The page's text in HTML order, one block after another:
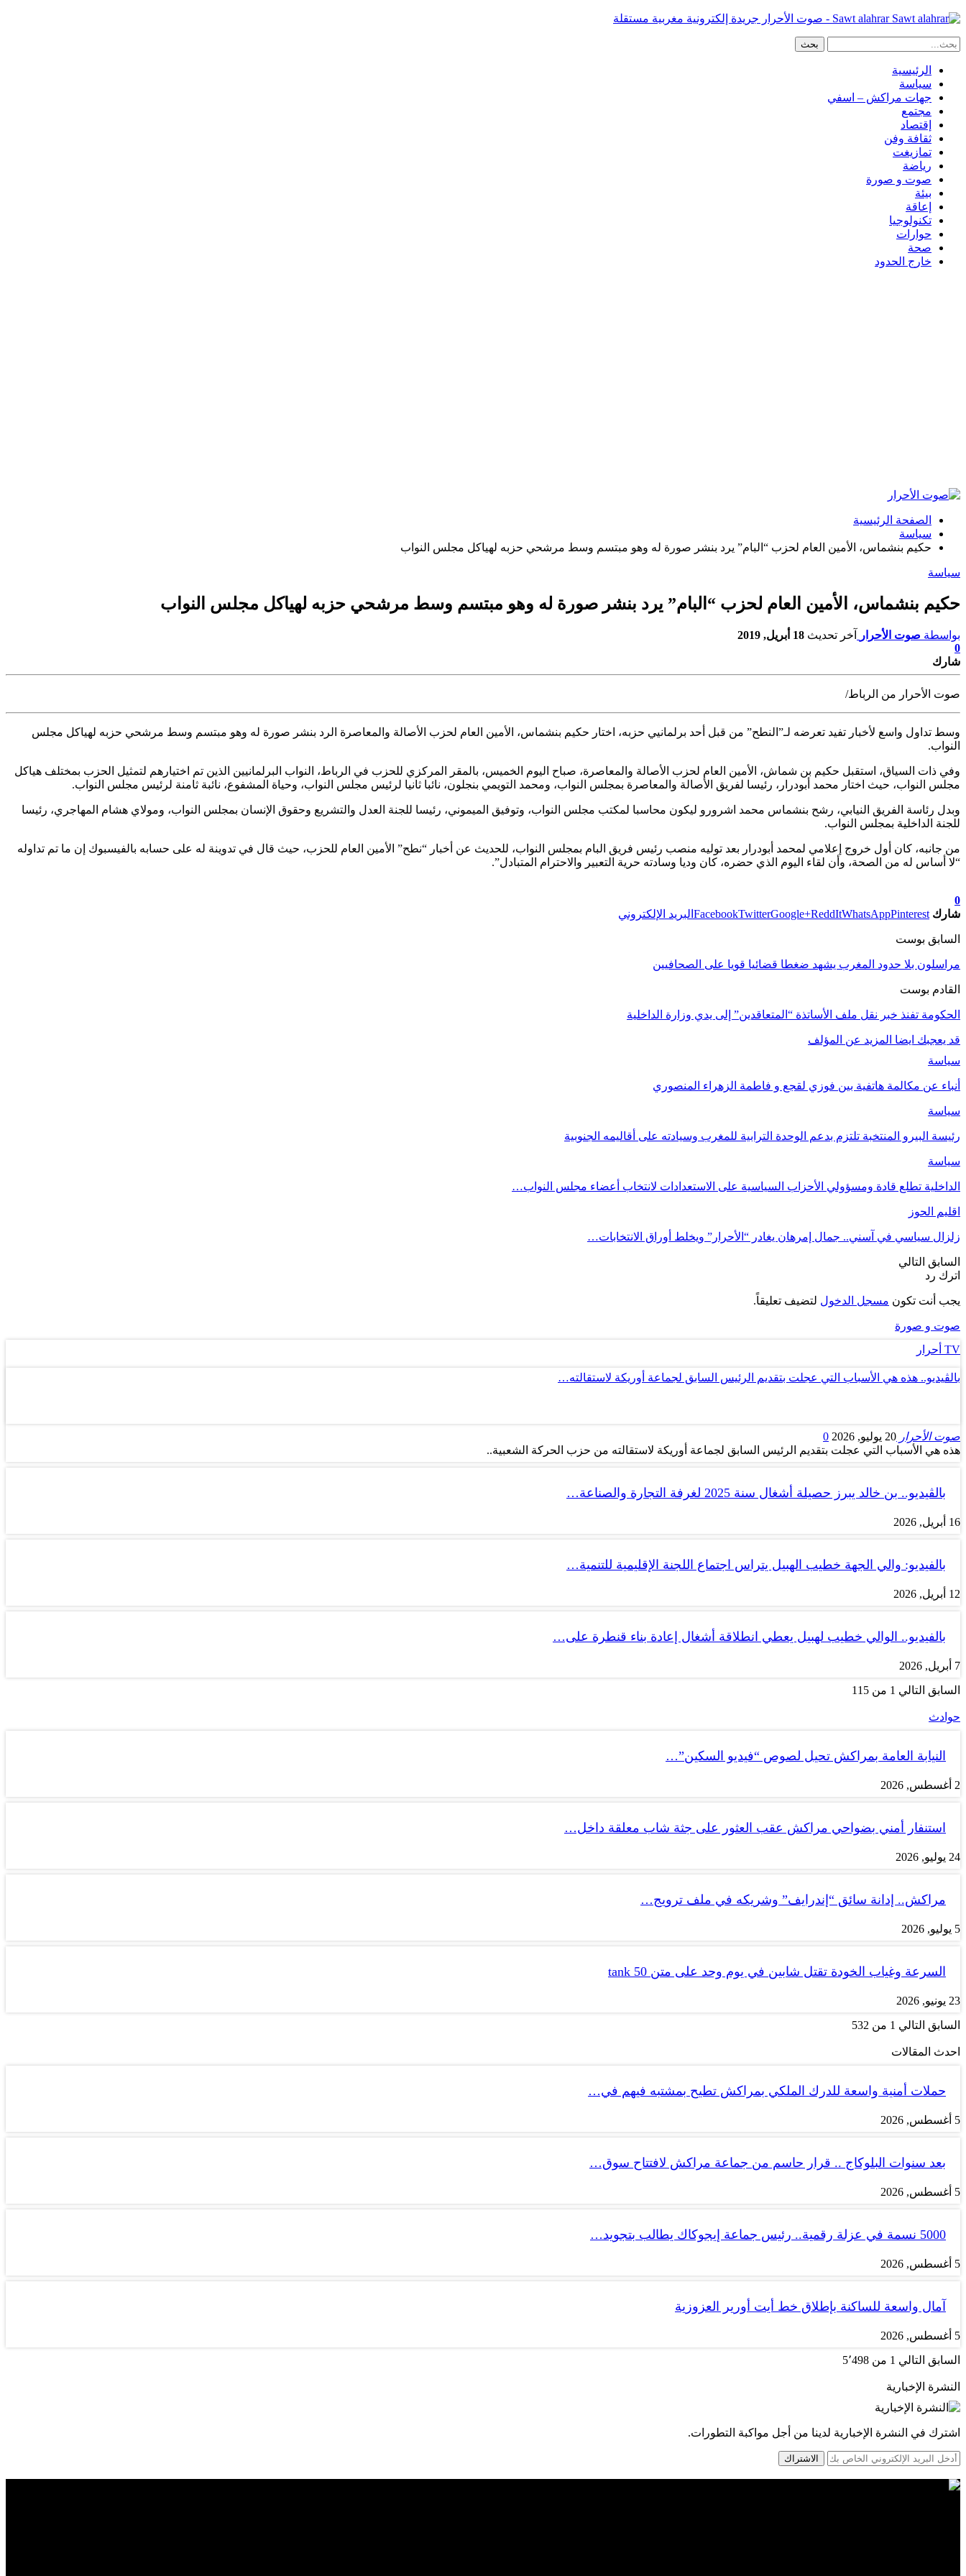
Sawt alahrar - صوت الأحرار جريدة إلكترونية مغربية مستقلة
الرئيسية
سياسة
جهات مراكش – اسفي
مجتمع
إقتصاد
ثقافة وفن
تمازيغت
رياضة
صوت و صورة
بيئة
إعاقة
تكنولوجيا
حوارات
صحة
خارج الحدود
الصفحة الرئيسية
سياسة
حكيم بنشماس، الأمين العام لحزب “البام” يرد بنشر صورة له وهو مبتسم وسط مرشحي حزبه لهياكل مجلس النواب
سياسة
حكيم بنشماس، الأمين العام لحزب “البام” يرد بنشر صورة له وهو مبتسم وسط مرشحي حزبه لهياكل مجلس النواب
بواسطة صوت الأحرار آخر تحديث 18 أبريل, 2019
0
شارك
صوت الأحرار من الرباط/
وسط تداول واسع لأخبار تفيد تعرضه لـ”النطح” من قبل أحد برلمانيي حزبه، اختار حكيم بنشماس، الأمين العام لحزب الأصالة والمعاصرة الرد بنشر صورة له وهو مبتسم وسط مرشحي حزبه لهياكل مجلس
النواب.
وفي ذات السياق، استقبل حكيم بن شماش، الأمين العام لحزب الأصالة والمعاصرة، صباح اليوم الخميس، بالمقر المركزي للحزب في الرباط، النواب البرلمانيين الذين تم اختيارهم لتمثيل الحزب بمختلف هياكل
مجلس النواب، حيث اختار محمد أبودرار، رئيسا لفريق الأصالة والمعاصرة بمجلس النواب، ومحمد التويمي بنجلون، نائبا ثانيا لرئيس مجلس النواب، وحياة المشفوع، نائبة ثامنة لرئيس مجلس النواب.
وبدل رئاسة الفريق النيابي، رشح بنشماس محمد اشرورو ليكون محاسبا لمكتب مجلس النواب، وتوفيق الميموني، رئيسا للجنة العدل والتشريع وحقوق الإنسان بمجلس النواب، ومولاي هشام المهاجري، رئيسا
للجنة الداخلية بمجلس النواب.
من جانبه، كان أول خروج إعلامي لمحمد أبودرار بعد توليه منصب رئيس فريق البام بمجلس النواب، للحديث عن أخبار “نطح” الأمين العام للحزب، حيث قال في تدوينة له على حسابه بالفيسبوك إن ما تم تداوله
“لا أساس له من الصحة، وأن لقاء اليوم الذي حضره، كان وديا وسادته حرية التعبير والاحترام المتبادل”.
0
شارك
FacebookTwitterGoogle+ReddItWhatsAppPinterest البريد الإلكتروني
السابق بوست
مراسلون بلا حدود المغرب يشهد ضغطا قضائيا قويا على الصحافيين
القادم بوست
الحكومة تفنذ خبر نقل ملف الأساتذة “المتعاقدين” إلى يدي وزارة الداخلية
قد يعجبك ايضا المزيد عن المؤلف
سياسة
أنباء عن مكالمة هاتفية بين فوزي لقجع و فاطمة الزهراء المنصوري
سياسة
رئيسة البيرو المنتخبة تلتزم بدعم الوحدة الترابية للمغرب وسيادته على أقاليمه الجنوبية
سياسة
الداخلية تطلع قادة ومسؤولي الأحزاب السياسية على الاستعدادات لانتخاب أعضاء مجلس النواب…
اقليم الحوز
زلزال سياسي في آسني.. جمال إمرهان يغادر “الأحرار” ويخلط أوراق الانتخابات…
السابق التالي
اترك رد
يجب أنت تكون مسجل الدخول لتضيف تعليقاً.
صوت و صورة
TV أحرار
بالڤيديو.. هذه هي الأسباب التي عجلت بتقديم الرئيس السابق لجماعة أوريكة لاستقالته…
صوت الأحرار 20 يوليو, 2026
0
هذه هي الأسباب التي عجلت بتقديم الرئيس السابق لجماعة أوريكة لاستقالته من حزب الحركة الشعبية..
بالڤيديو.. بن خالد يبرز حصيلة أشغال سنة 2025 لغرفة التجارة والصناعة…
16 أبريل, 2026
بالفيديو: والي الجهة خطيب الهبيل يتراس اجتماع اللجنة الإقليمية للتنمية…
12 أبريل, 2026
بالفيديو.. الوالي خطيب لهبيل يعطي انطلاقة أشغال إعادة بناء قنطرة على…
7 أبريل, 2026
السابق التالي 1 من 115
حوادث
النيابة العامة بمراكش تحيل لصوص “فيديو السكين”…
2 أغسطس, 2026
استنفار أمني بضواحي مراكش عقب العثور على جثة شاب معلقة داخل…
24 يوليو, 2026
مراكش.. إدانة سائق “إندرايف” وشريكه في ملف ترويج…
5 يوليو, 2026
السرعة وغياب الخودة تقتل شابين في يوم وحد على متن tank 50
23 يونيو, 2026
السابق التالي 1 من 532
احدث المقالات
حملات أمنية واسعة للدرك الملكي بمراكش تطيح بمشتبه فيهم في…
5 أغسطس, 2026
بعد سنوات البلوكاج .. قرار حاسم من جماعة مراكش لافتتاح سوق…
5 أغسطس, 2026
5000 نسمة في عزلة رقمية.. رئيس جماعة إيجوكاك يطالب بتجويد…
5 أغسطس, 2026
آمال واسعة للساكنة بإطلاق خط أيت أورير العزوزية
5 أغسطس, 2026
السابق التالي 1 من 5٬498
النشرة الإخبارية
اشترك في النشرة الإخبارية لدينا من أجل مواكبة التطورات.
الاشتراك